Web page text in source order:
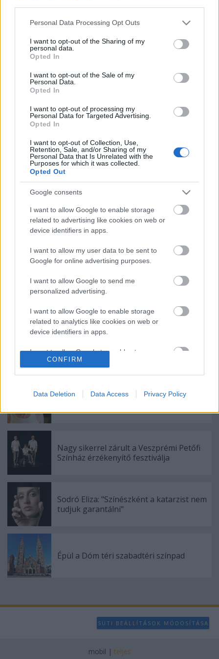
Please note that this website/app uses one or more Google
not limited to your visit or usage behaviour. You may click to
grant or deny consent to Google and its third-party tags to
use your data for below specified purposes in below Google
consent section.
Personal Data Processing Opt Outs
I want to opt-out of the Sharing of my
personal data.
Opted In
I want to opt-out of the Sale of my
Personal Data.
Opted In
I want to opt-out of processing my
Personal Data for Targeted Advertising.
Opted In
I want to opt-out of Collection, Use,
Retention, Sale, and/or Sharing of my
Personal Data that Is Unrelated with the
Purposes for which it was collected.
Opted Out
Google consents
I want to allow Google to enable storage
related to advertising like cookies on web or
device identifiers in apps.
I want to allow my user data to be sent to
Google for online advertising purposes.
I want to allow Google to send me
personalized advertising.
I want to allow Google to enable storage
related to analytics like cookies on web or
device identifiers in apps.
I want to allow Google to enable storage
related to functionality of the website or app.
related to personalization.
I want to allow Google to enable storage
related to security, including authentication
functionality and fraud prevention, and other
user protection.
CONFIRM
Data Deletion Data Access Privacy Policy
Rag Factoryban. A szóvivő szerint talán szombaton
megtarthatják a bemutatót, ha időben találnak
kisebb szerepeket a filmvásznon, mint a
Daniel
CraiggelforgatottSkyfall, aLara Coft: Tomb Raider -
Az élet bölcsője
Batman: Kezdődik!vagy aStar Wars I. rész: Baljós
k, amelyben egy jedit alakított.
Forrás: MTI
Ajánlott bejegyzések:
Indul az e-Trafó online programsorozat
Augusztusban jön az év legvidámabb
Nagy sikerrel zárult a Veszprémi Petőfi
Színház érzékenyítő fesztiválja
Sodró Eliza: "Színészként a katarzist nem
tudjuk garantálni"
Épül a Dóm téri szabadtéri színpad
SÜTI BEÁLLÍTÁSOK MÓDOSÍTÁSA
mobil | teljes